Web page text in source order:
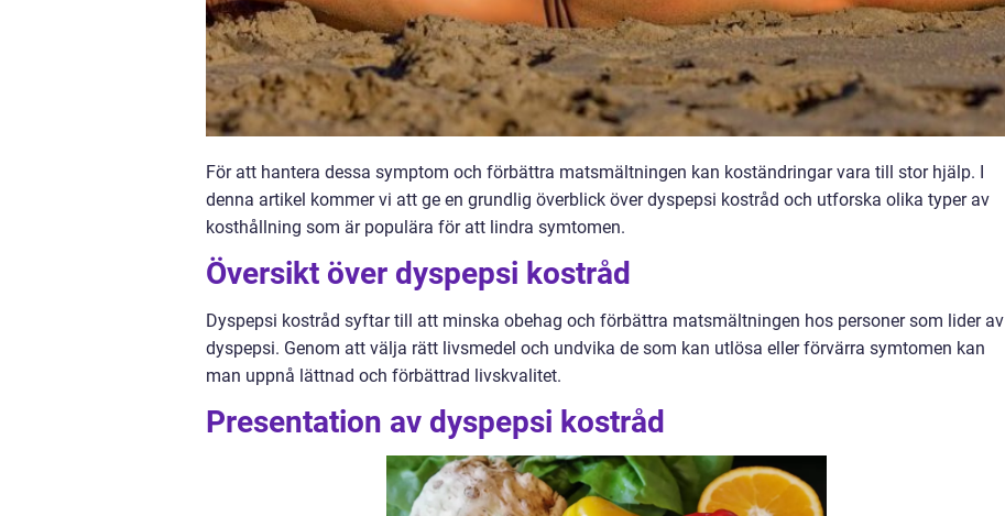
För att hantera dessa symptom och förbättra matsmältningen kan koständringar vara till stor hjälp. I
denna artikel kommer vi att ge en grundlig överblick över dyspepsi kostråd och utforska olika typer av
kosthållning som är populära för att lindra symtomen.
Översikt över dyspepsi kostråd
Dyspepsi kostråd syftar till att minska obehag och förbättra matsmältningen hos personer som lider av
dyspepsi. Genom att välja rätt livsmedel och undvika de som kan utlösa eller förvärra symtomen kan
man uppnå lättnad och förbättrad livskvalitet.
Presentation av dyspepsi kostråd